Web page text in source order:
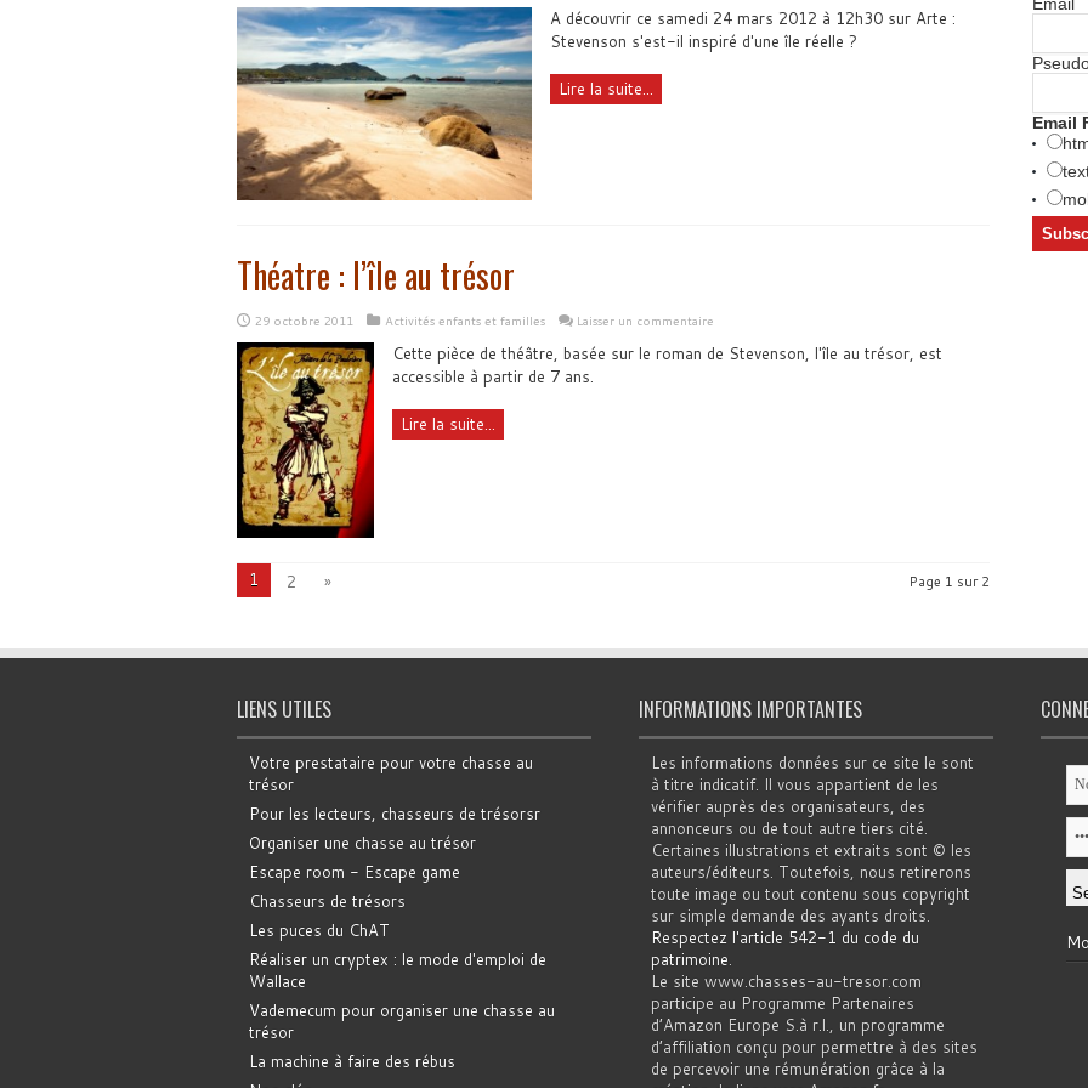
A découvrir ce samedi 24 mars 2012 à 12h30 sur Arte :
Stevenson s'est-il inspiré d'une île réelle ?
Lire la suite...
Théatre : l’île au trésor
29 octobre 2011 Activités enfants et familles Laisser un commentaire
Cette pièce de théâtre, basée sur le roman de Stevenson, l'île au trésor, est
accessible à partir de 7 ans.
Lire la suite...
Page 1 sur 2
1 2 »
Email
LIENS UTILES
Votre prestataire pour votre chasse au
trésor
Pour les lecteurs, chasseurs de trésorsr
Organiser une chasse au trésor
Escape room - Escape game
Chasseurs de trésors
Les puces du ChAT
Réaliser un cryptex : le mode d'emploi de
Wallace
Vademecum pour organiser une chasse au
trésor
La machine à faire des rébus
INFORMATIONS IMPORTANTES
Les informations données sur ce site le sont
à titre indicatif. Il vous appartient de les
vérifier auprès des organisateurs, des
annonceurs ou de tout autre tiers cité.
Certaines illustrations et extraits sont © les
auteurs/éditeurs. Toutefois, nous retirerons
toute image ou tout contenu sous copyright
sur simple demande des ayants droits.
Respectez l'article 542-1 du code du
patrimoine.
Le site www.chasses-au-tresor.com
participe au Programme Partenaires
d’Amazon Europe S.à r.l., un programme
d’affiliation conçu pour permettre à des sites
de percevoir une rémunération grâce à la